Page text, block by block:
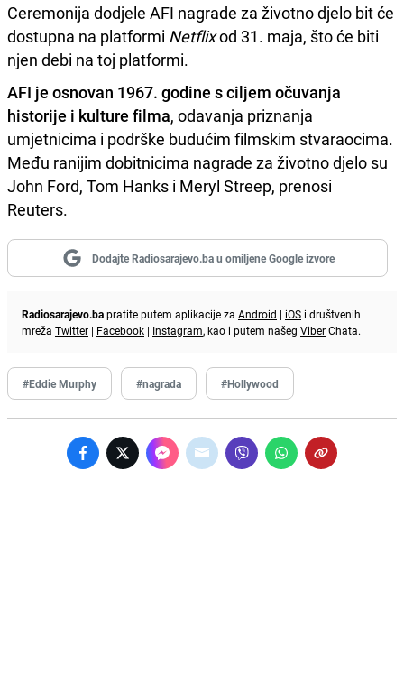
Ceremonija dodjele AFI nagrade za životno djelo bit će
dostupna na platformi Netflixod 31. maja, što će biti
njen debi na toj platformi.
AFI je osnovan 1967. godine s ciljem očuvanja
historije i kulture filma, odavanja priznanja
umjetnicima i podrške budućim filmskim stvaraocima.
Među ranijim dobitnicima nagrade za životno djelo su
John Ford, Tom Hanks i Meryl Streep, prenosi
Reuters.
Dodajte Radiosarajevo.ba u omiljene Google izvore
Radiosarajevo.bapratite putem aplikacije za Android | iOS i društvenih
mreža Twitter | Facebook | Instagram, kao i putem našeg ViberChata.
#Eddie Murphy #nagrada #Hollywood